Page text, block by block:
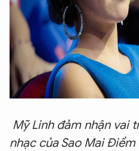
Mỹ Linh đảm nhận vai
nhạc của Sao Mai Điểm